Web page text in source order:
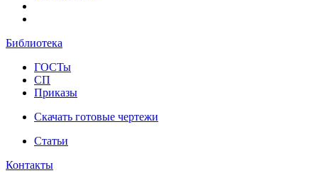
Библиотека
ГОСТы
СП
Приказы
Скачать готовые чертежи
Статьи
Контакты